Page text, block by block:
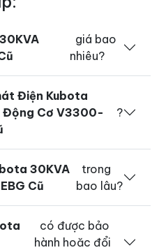
giá bao
nhiêu?
Điện Kubota
Động Cơ V3300-
?
30KVA
Cũ
trong
bao lâu?
có được bảo
hành hoăc đổi